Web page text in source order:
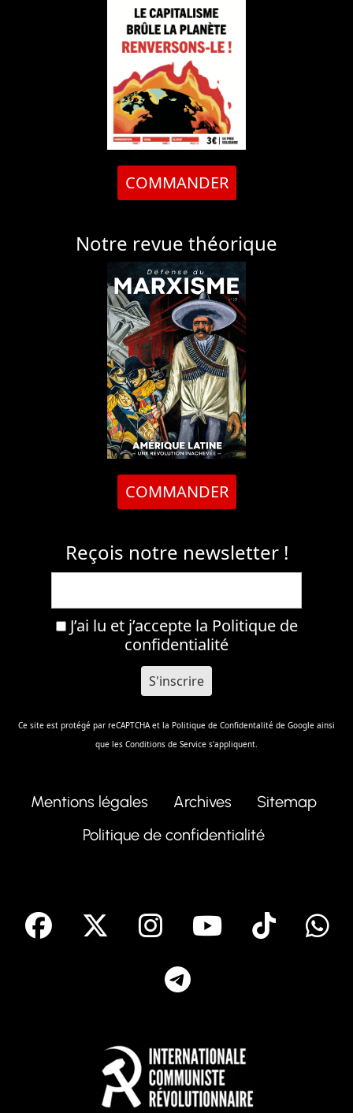
COMMANDER
Notre revue théorique
COMMANDER
Reçois notre newsletter !
J’ai lu et j’accepte la Politique de
confidentialité
Ce site est protégé par reCAPTCHA et la Politique de Confidentalité de Google ainsi
que les Conditions de Service s'appliquent.
Mentions légales Archives
Sitemap
Politique de confidentialité
facebook Instagram
Youtube
Tik